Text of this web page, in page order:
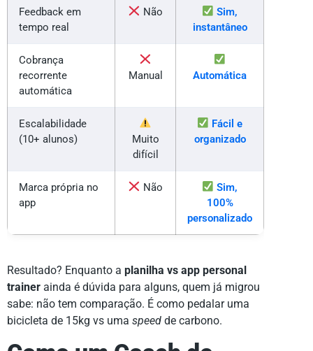
Feedback em
tempo real
Não
Sim,
instantâneo
Cobrança
recorrente
automática
Manual Automática
Escalabilidade
(10+ alunos)
Muito
difícil
Fácil e
organizado
Marca própria no
app
Não
Sim,
100%
personalizado
Resultado? Enquanto a planilha vs app personal
trainer ainda é dúvida para alguns, quem já migrou
sabe: não tem comparação. É como pedalar uma
bicicleta de 15kg vs uma speed de carbono.